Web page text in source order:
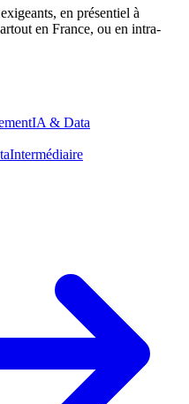
en présentiel à
en France, ou en intra-
IA & Data
Intermédiaire